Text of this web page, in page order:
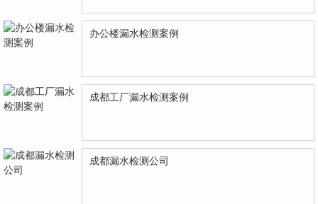
办公楼漏水检测案例
成都工厂漏水检测案例
成都漏水检测公司